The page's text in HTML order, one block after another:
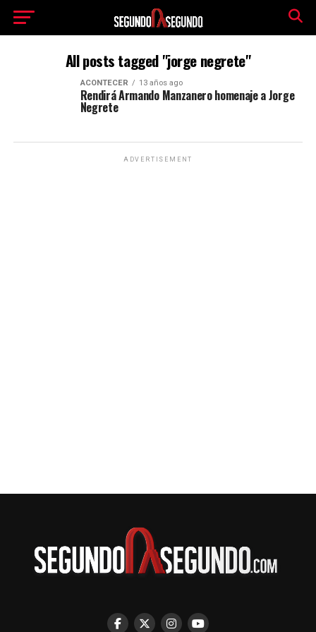
All posts tagged "jorge negrete"
ACONTECER 13 años ago
Rendirá Armando Manzanero homenaje a Jorge
Negrete
ADVERTISEMENT